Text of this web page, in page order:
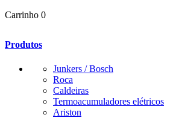
Carrinho 0
Produtos
Junkers / Bosch
Roca
Caldeiras
Termoacumuladores elétricos
Ariston